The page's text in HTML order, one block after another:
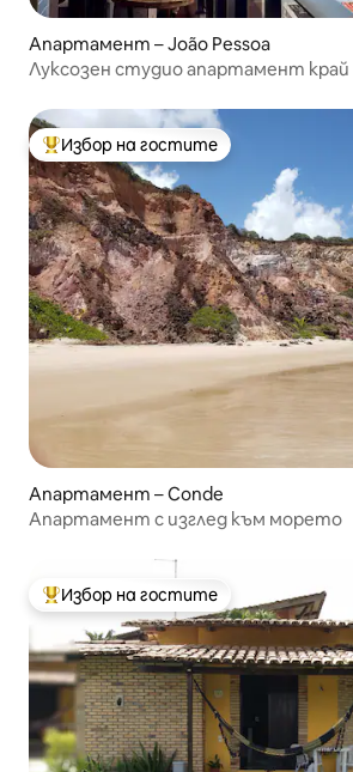
Апартамент – João Pessoa
Луксозен студио апартамент
Най-популярен избор на гостите
Избор на гостите
Апартамент – Conde
Апартамент с изглед към морето
Най-популярен избор на гостите
Избор на гостите